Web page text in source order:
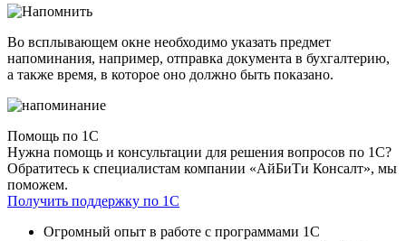
Во всплывающем окне необходимо указать предмет
напоминания, например, отправка документа в бухгалтерию,
а также время, в которое оно должно быть показано.
Помощь по 1С
Нужна помощь и консультации для решения вопросов по 1С?
Обратитесь к специалистам компании «АйБиТи Консалт», мы
поможем.
Получить поддержку по 1С
Огромный опыт в работе с программами 1С